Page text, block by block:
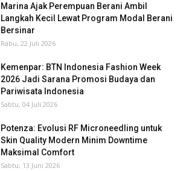
Marina Ajak Perempuan Berani Ambil
Langkah Kecil Lewat Program Modal Berani
Bersinar
Rabu, 22 Juli 2026
Kemenpar: BTN Indonesia Fashion Week
2026 Jadi Sarana Promosi Budaya dan
Pariwisata Indonesia
Sabtu, 04 Juli 2026
Potenza: Evolusi RF Microneedling untuk
Skin Quality Modern Minim Downtime
Maksimal Comfort
Sabtu, 13 Juni 2026